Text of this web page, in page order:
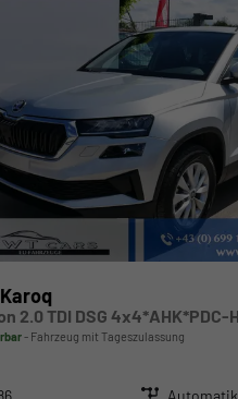
Fahrzeug mit Tageszulassung
Getriebe